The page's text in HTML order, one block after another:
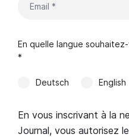
En quelle langue
*
Deutsch English
En vous inscrivant à la
Journal, vous autorisez